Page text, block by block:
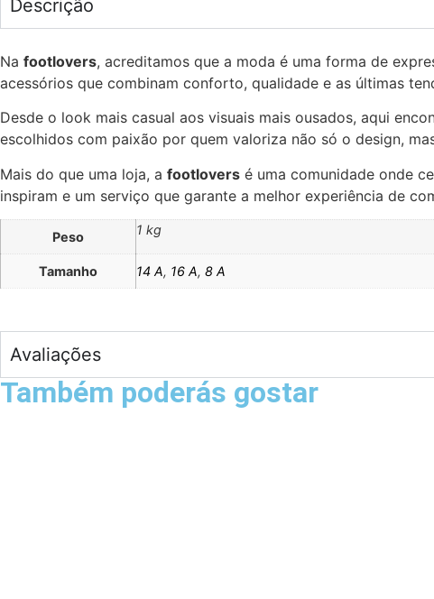
Descrição
Na footlovers, acreditamos que a moda é uma forma de
acessórios que combinam conforto, qualidade e as últimas
Desde o look mais casual aos visuais mais ousados, aqui
escolhidos com paixão por quem valoriza não só o design,
Mais do que uma loja, a footlovers é uma comunidade onde
inspiram e um serviço que garante a melhor experiência de
Peso 1 kg
Tamanho 14 A, 16 A, 8 A
Avaliações
Também poderás gostar